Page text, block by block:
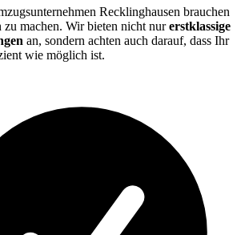
Recklinghausen brauchen
zu machen. Wir bieten nicht nurerstklassige
an, sondern achten auch darauf, dass Ihr
wie möglich ist.